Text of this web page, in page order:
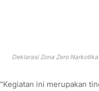
Deklarasi Zona Zero
"Kegiatan ini merupakan